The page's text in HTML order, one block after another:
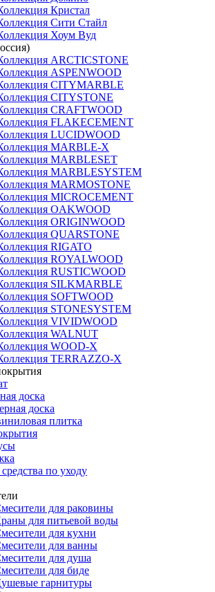
Кристал
Сити Стайл
Хоум Вуд
ARCTICSTONE
ASPENWOOD
CITYMARBLE
CITYSTONE
CRAFTWOOD
FLAKECEMENT
LUCIDWOOD
MARBLE-X
MARBLESET
MARBLESYSTEM
MARMOSTONE
MICROCEMENT
OAKWOOD
ORIGINWOOD
QUARSTONE
RIGATO
ROYALWOOD
RUSTICWOOD
SILKMARBLE
SOFTWOOD
STONESYSTEM
VIVIDWOOD
WALNUT
WOOD-X
ТЕRRАZZO-X
доска
доска
плитка
по уходу
для раковины
для питьевой воды
для кухни
для ванны
для душа
для биде
гарнитуры